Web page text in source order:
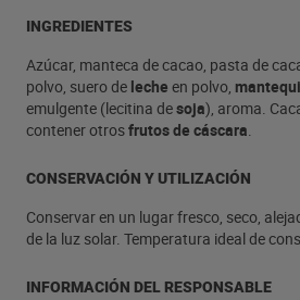
INGREDIENTES
Azúcar, manteca de cacao, pasta de
polvo, suero de leche en polvo,
emulgente (lecitina desoja), aroma.
contener otrosfrutos de cáscara.
CONSERVACIÓN Y UTILIZACIÓN
Conservar en un lugar fresco, seco,
de la luz solar. Temperatura ideal de
INFORMACIÓN DEL RESPONSABLE